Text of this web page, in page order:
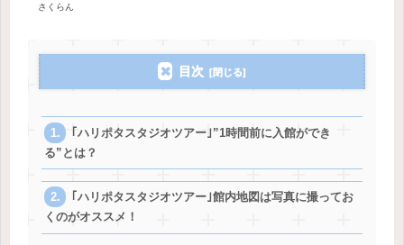
さくらん
目次
｢ハリポタスタジオツアー｣”1時間前に入館ができ
る”とは？
｢ハリポタスタジオツアー｣館内地図は写真に撮ってお
くのがオススメ！